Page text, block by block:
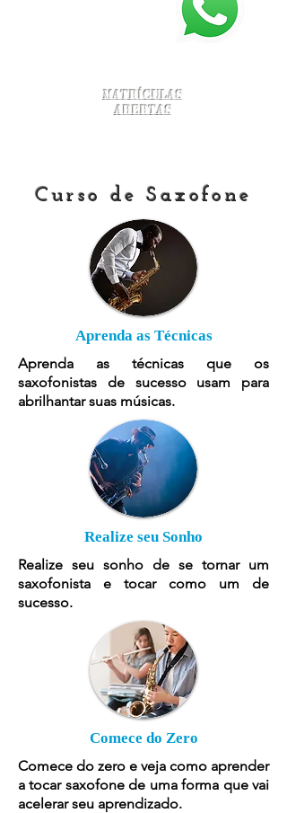
Matrículas
Abertas
Curso de Saxofone
Aprenda as Técnicas
Aprenda as técnicas que os
saxofonistas de sucesso usam para
abrilhantar suas músicas.
Realize seu Sonho
Realize seu sonho de se tornar um
saxofonista e tocar como um de
sucesso.
Comece do Zero
Comece do zero e veja como aprender
a tocar saxofone de uma forma que vai
acelerar seu aprendizado.